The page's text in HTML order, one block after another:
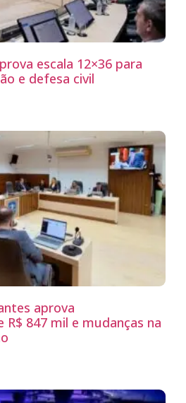
escala 12×36 para
e defesa civil
aprova
847 mil e mudanças na